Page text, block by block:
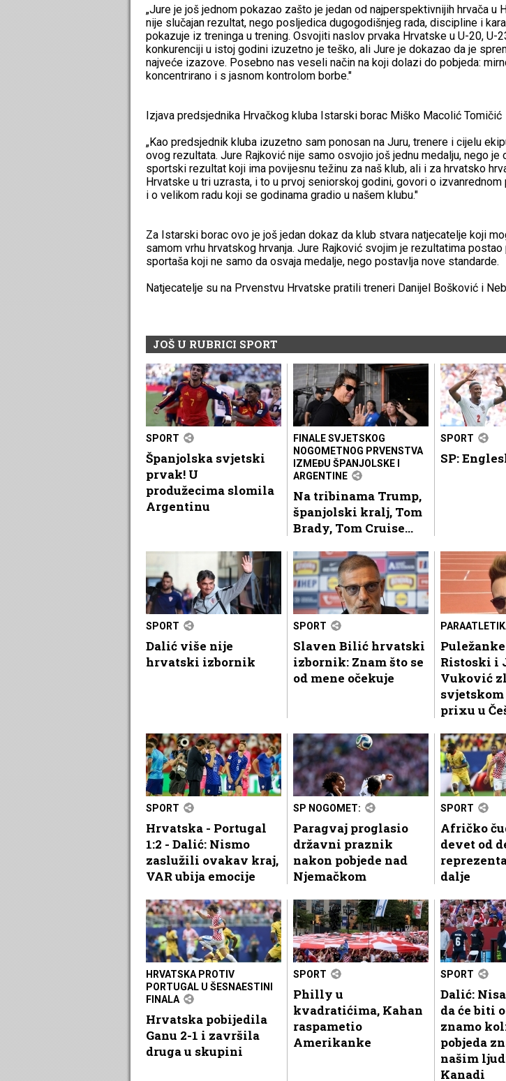
„Jure je još jednom pokazao zašto je jedan od najperspektivnijih hrvača u
nije slučajan rezultat, nego posljedica dugogodišnjeg rada, discipline i
pokazuje iz treninga u trening. Osvojiti naslov prvaka Hrvatske u U-20, U-
konkurenciji u istoj godini izuzetno je teško, ali Jure je dokazao da je
najveće izazove. Posebno nas veseli način na koji dolazi do pobjeda:
koncentrirano i s jasnom kontrolom borbe."
Izjava predsjednika Hrvačkog kluba Istarski borac Miško Macolić Tomičić
„Kao predsjednik kluba izuzetno sam ponosan na Juru, trenere i cijelu
ovog rezultata. Jure Rajković nije samo osvojio još jednu medalju, nego je
sportski rezultat koji ima povijesnu težinu za naš klub, ali i za hrvatsko
Hrvatske u tri uzrasta, i to u prvoj seniorskoj godini, govori o izvanrednom
i o velikom radu koji se godinama gradio u našem klubu."
Za Istarski borac ovo je još jedan dokaz da klub stvara natjecatelje koji
samom vrhu hrvatskog hrvanja. Jure Rajković svojim je rezultatima postao
sportaša koji ne samo da osvaja medalje, nego postavlja nove standarde.
Natjecatelje su na Prvenstvu Hrvatske pratili treneri Danijel Bošković i
JOŠ U RUBRICI SPORT
SPORT
Španjolska svjetski
prvak! U
produžecima slomila
Argentinu
FINALE SVJETSKOG
NOGOMETNOG PRVENSTVA
IZMEĐU ŠPANJOLSKE I
ARGENTINE
Na tribinama Trump,
španjolski kralj, Tom
Brady, Tom Cruise...
SPORT
SP:
SPORT
Dalić više nije
hrvatski izbornik
SPORT
Slaven Bilić hrvatski
izbornik: Znam što se
od mene očekuje
Ristoski i
Vuković
svjetskom
prixu u
SPORT
Hrvatska - Portugal
1:2 - Dalić: Nismo
zaslužili ovakav kraj,
VAR ubija emocije
SP NOGOMET:
Paragvaj proglasio
državni praznik
nakon pobjede nad
Njemačkom
SPORT
Afričko
devet od
dalje
HRVATSKA PROTIV
PORTUGAL U ŠESNAESTINI
FINALA
Hrvatska pobijedila
Ganu 2-1 i završila
druga u skupini
SPORT
Philly u
kvadratićima, Kahan
raspametio
Amerikanke
SPORT
Dalić:
da će biti
znamo
pobjeda
našim
Kanadi